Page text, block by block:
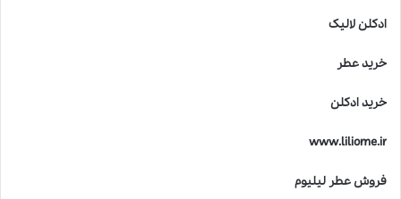
ادکلن لالیک
خرید عطر
خرید ادکلن
www.liliome.ir
فروش عطر لیلیوم